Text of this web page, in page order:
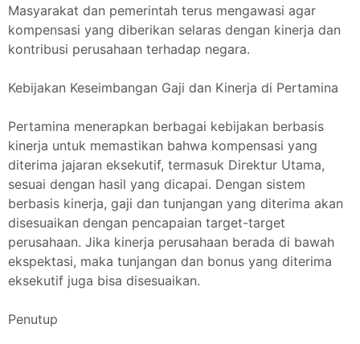
Masyarakat dan pemerintah terus mengawasi agar
kompensasi yang diberikan selaras dengan kinerja dan
kontribusi perusahaan terhadap negara.
Kebijakan Keseimbangan Gaji dan Kinerja di Pertamina
Pertamina menerapkan berbagai kebijakan berbasis
kinerja untuk memastikan bahwa kompensasi yang
diterima jajaran eksekutif, termasuk Direktur Utama,
sesuai dengan hasil yang dicapai. Dengan sistem
berbasis kinerja, gaji dan tunjangan yang diterima akan
disesuaikan dengan pencapaian target-target
perusahaan. Jika kinerja perusahaan berada di bawah
ekspektasi, maka tunjangan dan bonus yang diterima
eksekutif juga bisa disesuaikan.
Penutup